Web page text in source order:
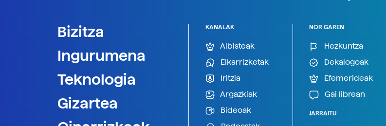
Bizitza
Ingurumena
Teknologia
Gizartea
KANALAK
Albisteak
Elkarrizketak
Iritzia
Argazkiak
Bideoak
NOR GAREN
Hezkuntza
Dekalogoak
Efemerideak
Gai librean
JARRAITU